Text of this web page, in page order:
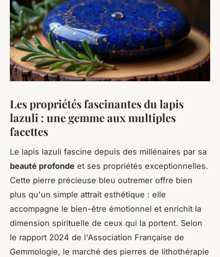
Les propriétés fascinantes du lapis
lazuli : une gemme aux multiples
facettes
Le lapis lazuli fascine depuis des millénaires par sa
beauté profonde et ses propriétés exceptionnelles.
Cette pierre précieuse bleu outremer offre bien
plus qu'un simple attrait esthétique : elle
accompagne le bien-être émotionnel et enrichit la
dimension spirituelle de ceux qui la portent. Selon
le rapport 2024 de l'Association Française de
Gemmologie, le marché des pierres de lithothérapie